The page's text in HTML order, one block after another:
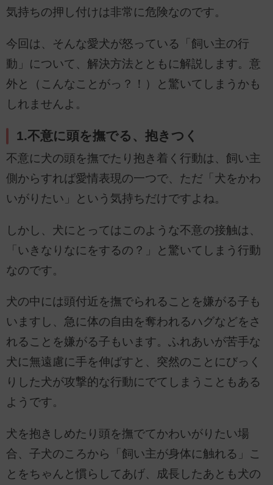
気持ちの押し付けは非常に危険なのです。
今回は、そんな愛犬が怒っている「飼い主の行
動」について、解決方法とともに解説します。意
外と（こんなことがっ？！）と驚いてしまうかも
しれませんよ。
1.不意に頭を撫でる、抱きつく
不意に犬の頭を撫でたり抱き着く行動は、飼い主
側からすれば愛情表現の一つで、ただ「犬をかわ
いがりたい」という気持ちだけですよね。
しかし、犬にとってはこのような不意の接触は、
「いきなりなにをするの？」と驚いてしまう行動
なのです。
犬の中には頭付近を撫でられることを嫌がる子も
いますし、急に体の自由を奪われるハグなどをさ
れることを嫌がる子もいます。ふれあいが苦手な
犬に無遠慮に手を伸ばすと、突然のことにびっく
りした犬が攻撃的な行動にでてしまうこともある
ようです。
犬を抱きしめたり頭を撫でてかわいがりたい場
合、子犬のころから「飼い主が身体に触れる」こ
とをちゃんと慣らしてあげ、成長したあとも犬の